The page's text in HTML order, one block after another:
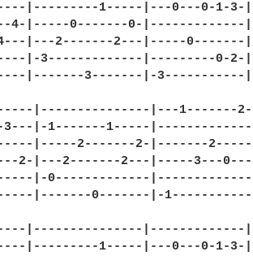
|---------1-----|---0---0-1-3-|
4-|-----0-------0-|-------------|
|---2-------2---|-----0-------|
|-3-------------|---------0-2-|
|-------3-------|-3-----------|
|---------------|---1-------
3---|-1-------1-----
|-----2-------2-|-------2-----
2-|---2-------2---|-----3---
|-0-------------
|-------0-------|-
|---------------|-------------|
|---------1-----|---0---0-1-3-|